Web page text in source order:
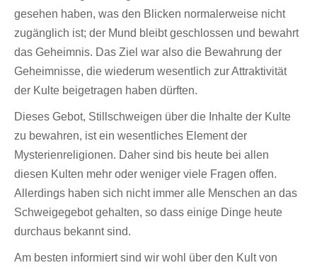
gesehen haben, was den Blicken normalerweise nicht
zugänglich ist; der Mund bleibt geschlossen und bewahrt
das Geheimnis. Das Ziel war also die Bewahrung der
Geheimnisse, die wiederum wesentlich zur Attraktivität
der Kulte beigetragen haben dürften.
Dieses Gebot, Stillschweigen über die Inhalte der Kulte
zu bewahren, ist ein wesentliches Element der
Mysterienreligionen. Daher sind bis heute bei allen
diesen Kulten mehr oder weniger viele Fragen offen.
Allerdings haben sich nicht immer alle Menschen an das
Schweigegebot gehalten, so dass einige Dinge heute
durchaus bekannt sind.
Am besten informiert sind wir wohl über den Kult von